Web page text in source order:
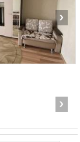
›
›